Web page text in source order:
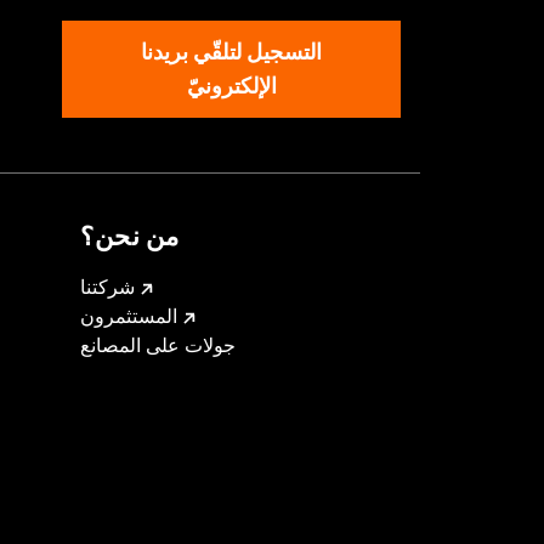
التسجيل لتلقّي بريدنا
الإلكترونيّ
من نحن؟
شركتنا
المستثمرون
جولات على المصانع